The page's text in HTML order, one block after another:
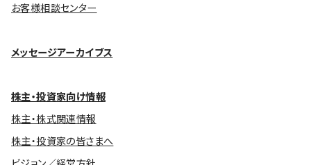
お客様相談センター
メッセージアーカイブス
株主・投資家向け情報
株主・株式関連情報
株主・投資家の皆さまへ